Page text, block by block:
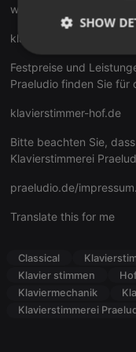
weiteren Informationen
klavierstimmer-hof.de/
Festpreise und
Praeludio finden Sie für
klavierstimmer-hof.de
Bitte beachten Sie,
Klavierstimmerei
praeludio.de/
Translate this for me
Classical
Klavier stimmen
Klaviermechanik
Klavierstimmerei
SHOW
Strictly
necessary
functionality
Name